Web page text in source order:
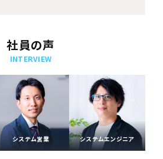
社員の声
INTERVIEW
システム営業 システムエンジニア